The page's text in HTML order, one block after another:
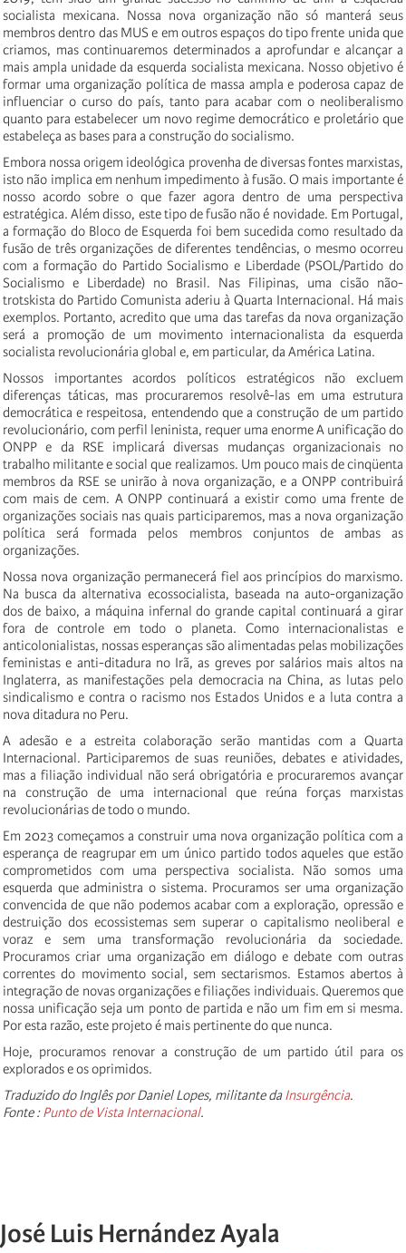
socialista mexicana. Nossa nova organização não só manterá seus
membros dentro das MUS e em outros espaços do tipo frente unida que
criamos, mas continuaremos determinados a aprofundar e alcançar a
mais ampla unidade da esquerda socialista mexicana. Nosso objetivo é
formar uma organização política de massa ampla e poderosa capaz de
influenciar o curso do país, tanto para acabar com o neoliberalismo
quanto para estabelecer um novo regime democrático e proletário que
estabeleça as bases para a construção do socialismo.
Embora nossa origem ideológica provenha de diversas fontes marxistas,
isto não implica em nenhum impedimento à fusão. O mais importante é
nosso acordo sobre o que fazer agora dentro de uma perspectiva
estratégica. Além disso, este tipo de fusão não é novidade. Em Portugal,
a formação do Bloco de Esquerda foi bem sucedida como resultado da
fusão de três organizações de diferentes tendências, o mesmo ocorreu
com a formação do Partido Socialismo e Liberdade (PSOL/Partido do
Socialismo e Liberdade) no Brasil. Nas Filipinas, uma cisão não-
trotskista do Partido Comunista aderiu à Quarta Internacional. Há mais
exemplos. Portanto, acredito que uma das tarefas da nova organização
será a promoção de um movimento internacionalista da esquerda
socialista revolucionária global e, em particular, da América Latina.
Nossos importantes acordos políticos estratégicos não excluem
diferenças táticas, mas procuraremos resolvê-las em uma estrutura
democrática e respeitosa, entendendo que a construção de um partido
revolucionário, com perfil leninista, requer uma enorme A unificação do
ONPP e da RSE implicará diversas mudanças organizacionais no
trabalho militante e social que realizamos. Um pouco mais de cinqüenta
membros da RSE se unirão à nova organização, e a ONPP contribuirá
com mais de cem. A ONPP continuará a existir como uma frente de
organizações sociais nas quais participaremos, mas a nova organização
política será formada pelos membros conjuntos de ambas as
organizações.
Nossa nova organização permanecerá fiel aos princípios do marxismo.
Na busca da alternativa ecossocialista, baseada na auto-organização
dos de baixo, a máquina infernal do grande capital continuará a girar
fora de controle em todo o planeta. Como internacionalistas e
anticolonialistas, nossas esperanças são alimentadas pelas mobilizações
feministas e anti-ditadura no Irã, as greves por salários mais altos na
Inglaterra, as manifestações pela democracia na China, as lutas pelo
sindicalismo e contra o racismo nos Estados Unidos e a luta contra a
nova ditadura no Peru.
A adesão e a estreita colaboração serão mantidas com a Quarta
Internacional. Participaremos de suas reuniões, debates e atividades,
mas a filiação individual não será obrigatória e procuraremos avançar
na construção de uma internacional que reúna forças marxistas
revolucionárias de todo o mundo.
Em 2023 começamos a construir uma nova organização política com a
esperança de reagrupar em um único partido todos aqueles que estão
comprometidos com uma perspectiva socialista. Não somos uma
esquerda que administra o sistema. Procuramos ser uma organização
convencida de que não podemos acabar com a exploração, opressão e
destruição dos ecossistemas sem superar o capitalismo neoliberal e
voraz e sem uma transformação revolucionária da sociedade.
Procuramos criar uma organização em diálogo e debate com outras
correntes do movimento social, sem sectarismos. Estamos abertos à
integração de novas organizações e filiações individuais. Queremos que
nossa unificação seja um ponto de partida e não um fim em si mesma.
Por esta razão, este projeto é mais pertinente do que nunca.
Hoje, procuramos renovar a construção de um partido útil para os
explorados e os oprimidos.
Traduzido do Inglês por Daniel Lopes, militante daInsurgência.
Fonte :Punto de Vista Internacional.
José Luis Hernández Ayala